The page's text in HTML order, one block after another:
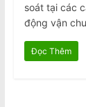
soát tại các
động vận
Đọc Thêm